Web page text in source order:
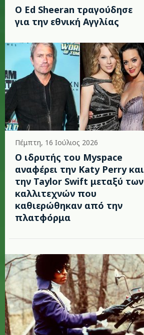
Ο Ed Sheeran τραγούδησε
για την εθνική Αγγλίας
Πέμπτη, 16 Ιούλιος 2026
Ο ιδρυτής του Myspace
αναφέρει την Katy Perry και
την Taylor Swift μεταξύ των
καλλιτεχνών που
καθιερώθηκαν από την
πλατφόρμα